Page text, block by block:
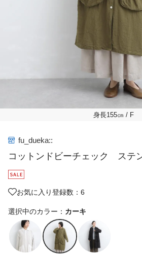
身長155㎝ / F
fu_dueka::
コットンドビーチェック ステ
お気に入り登録数：6
選択中のカラー： カーキ